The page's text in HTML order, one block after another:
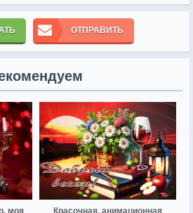
ОТПРАВИТЬ
моя Красочная, анимационная